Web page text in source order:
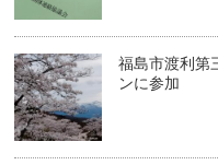
福島市渡利第
ンに参加